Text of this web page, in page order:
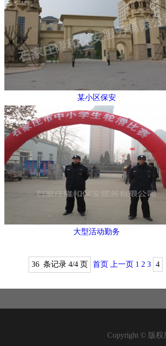
某小区保安
大型活动勤务
36 条记录 4/4 页 首页 上一页 1 2 3 4
Copyright © 版